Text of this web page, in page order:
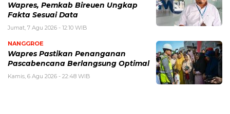
Wapres, Pemkab Bireuen Ungkap
Fakta Sesuai Data
Jumat, 7 Agu 2026 - 12:10 WIB
NANGGROE
Wapres Pastikan Penanganan
Pascabencana Berlangsung Optimal
Kamis, 6 Agu 2026 - 22:48 WIB